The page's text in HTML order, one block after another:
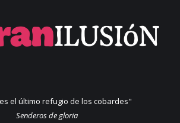
el último refugio de los cobardes"
Senderos de gloria